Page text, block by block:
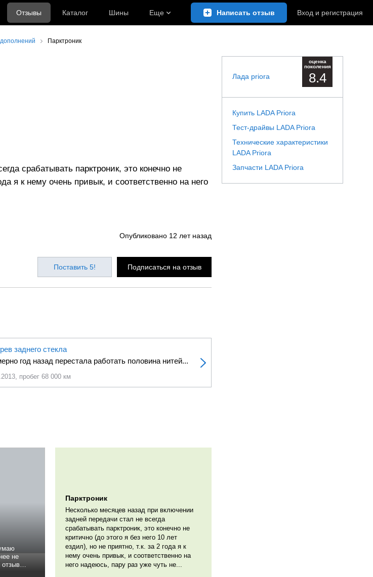
Отзывы Каталог Шины Еще Написать отзыв Вход и регистрация
Парктроник
срабатывать парктроник, это конечно не
я к нему очень привык, и соответственно на него
Опубликовано 12 лет назад
Поставить 5!
Подписаться на отзыв
заднего стекла
год назад перестала работать половина нитей...
пробег 68 000 км
не
Парктроник
Несколько месяцев назад при включении
задней передачи стал не всегда
срабатывать парктроник, это конечно не
критично (до этого я без него 10 лет
ездил), но не приятно, т.к. за 2 года я к
нему очень привык, и соответственно на
него надеюсь, пару раз уже чуть не...
Лада priora
оценка
поколения
8.4
Купить LADA Priora
Тест-драйвы LADA Priora
Технические характеристики
LADA Priora
Запчасти LADA Priora